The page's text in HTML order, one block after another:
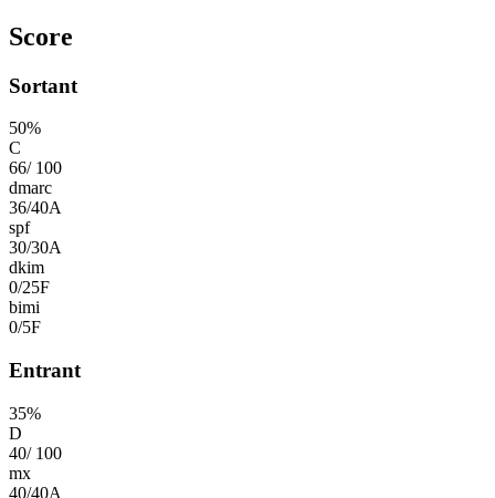
Score
Sortant
50%
C
66/ 100
dmarc
36/40A
spf
30/30A
dkim
0/25F
bimi
0/5F
Entrant
35%
D
40/ 100
mx
40/40A